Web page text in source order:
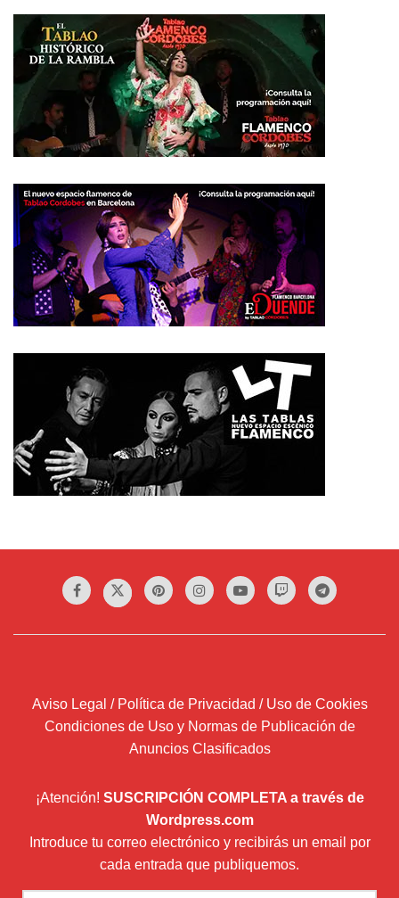
Aviso Legal / Política de Privacidad / Uso de Cookies
Condiciones de Uso y Normas de Publicación de
Anuncios Clasificados
¡Atención! SUSCRIPCIÓN COMPLETA a través de
Wordpress.com
Introduce tu correo electrónico y recibirás un email por
cada entrada que publiquemos.